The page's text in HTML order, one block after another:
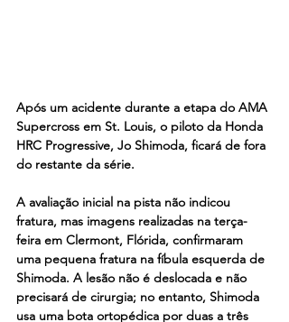
Após um acidente durante a etapa do AMA
Supercross em St. Louis, o piloto da Honda
HRC Progressive, Jo Shimoda, ficará de fora
do restante da série.
A avaliação inicial na pista não indicou
fratura, mas imagens realizadas na terça-
feira em Clermont, Flórida, confirmaram
uma pequena fratura na fíbula esquerda de
Shimoda. A lesão não é deslocada e não
precisará de cirurgia; no entanto, Shimoda
usa uma bota ortopédica por duas a três